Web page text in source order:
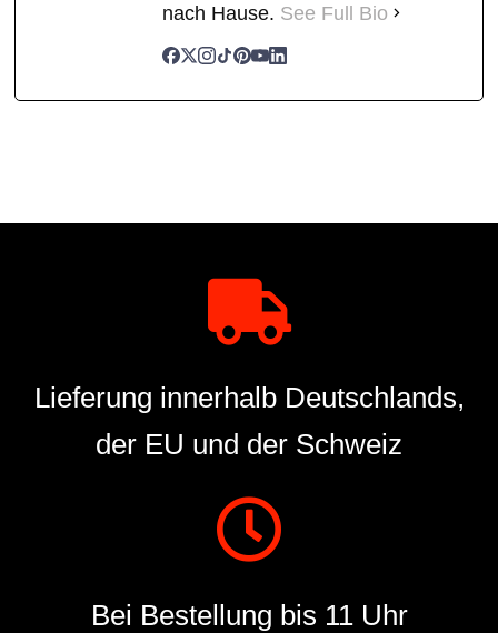
nach Hause. See Full Bio
Lieferung innerhalb Deutschlands,
der EU und der Schweiz
Bei Bestellung bis 11 Uhr